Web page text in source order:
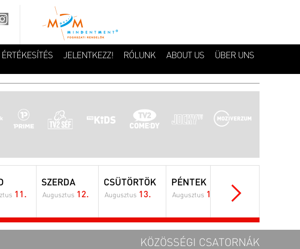
ÉRTÉKESÍTÉS JELENTKEZZ! RÓLUNK ABOUT US ÜBER UNS
11.
SZERDA
Augusztus 12.
CSÜTÖRTÖK
Augusztus 13.
PÉNTEK
Augusztus 14. Augusztus
KÖZÖSSÉGI CSATORNÁK